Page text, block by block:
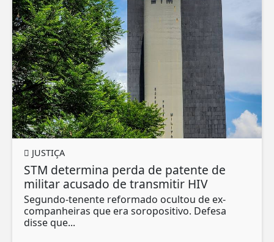
JUSTIÇA
STM determina perda de patente de
militar acusado de transmitir HIV
Segundo-tenente reformado ocultou de ex-
companheiras que era soropositivo. Defesa
disse que...